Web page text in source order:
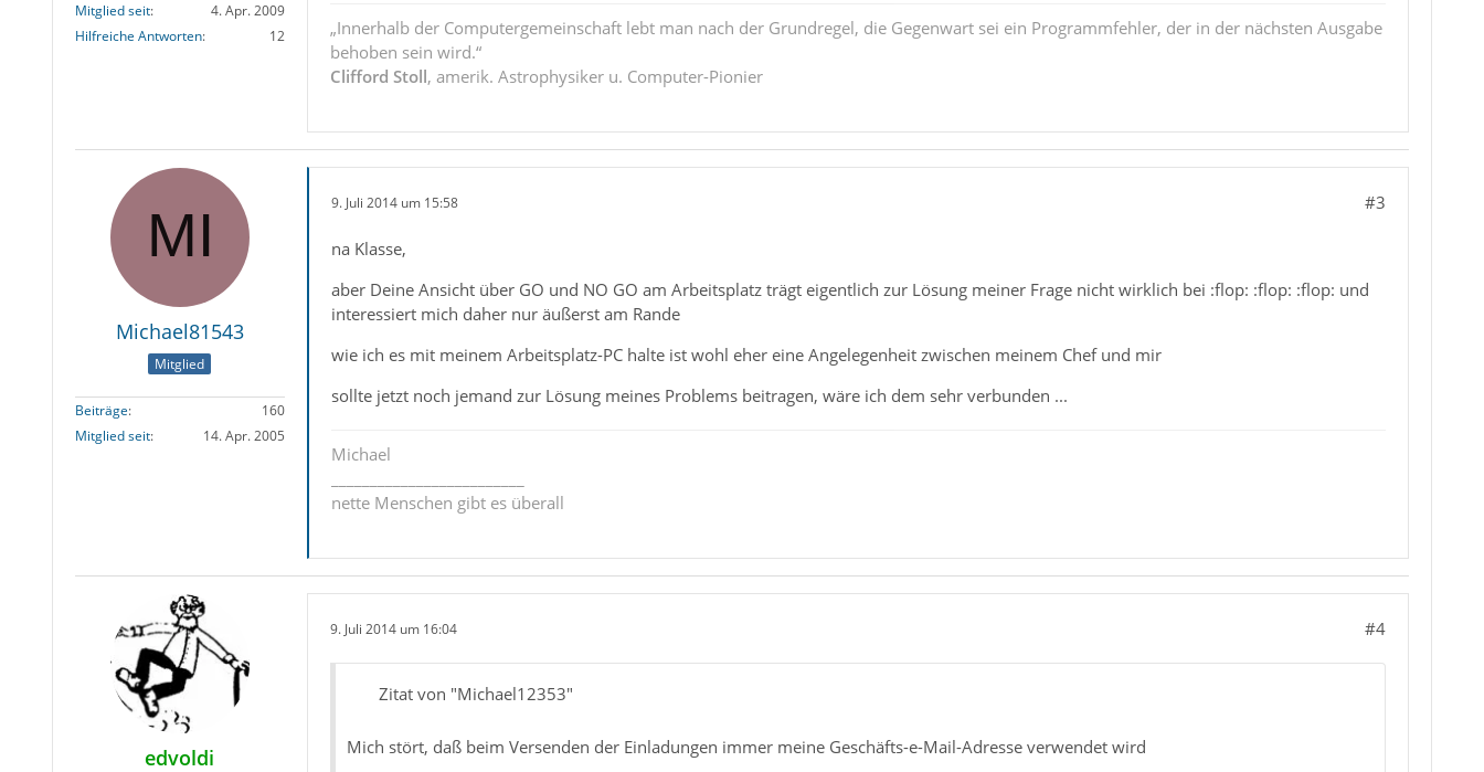
Mitglied seit
4. Apr. 2009
Hilfreiche Antworten
12
„Innerhalb der Computergemeinschaft lebt man nach der Grundregel, die Gegenwart sei ein Programmfehler, der in der nächsten Ausgabe
behoben sein wird.“
Clifford Stoll, amerik. Astrophysiker u. Computer-Pionier
Michael81543
Mitglied
Beiträge
160
Mitglied seit
14. Apr. 2005
9. Juli 2014 um 15:58 #3
na Klasse,
aber Deine Ansicht über GO und NO GO am Arbeitsplatz trägt eigentlich zur Lösung meiner Frage nicht wirklich bei :flop: :flop: :flop: und
interessiert mich daher nur äußerst am Rande
wie ich es mit meinem Arbeitsplatz-PC halte ist wohl eher eine Angelegenheit zwischen meinem Chef und mir
sollte jetzt noch jemand zur Lösung meines Problems beitragen, wäre ich dem sehr verbunden ...
Michael
nette Menschen gibt es überall
edvoldi
9. Juli 2014 um 16:04 #4
Zitat von "Michael12353"
Mich stört, daß beim Versenden der Einladungen immer meine Geschäfts-e-Mail-Adresse verwendet wird